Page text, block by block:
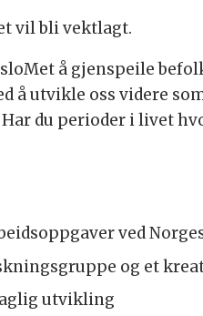
vil bli vektlagt.
å gjenspeile
å utvikle oss videre
Har du perioder i livet
ved
og et
utvikling